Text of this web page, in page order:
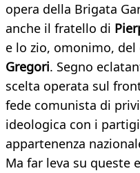
opera della Brigata
anche il fratello di
e lo zio, omonimo,
Gregori. Segno
scelta operata sul
fede comunista di
ideologica con i
appartenenza
Ma far leva su queste